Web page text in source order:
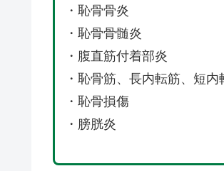
・恥骨骨炎
・恥骨骨髄炎
・腹直筋付着部炎
・恥骨筋、長内転筋、短
・恥骨損傷
・膀胱炎